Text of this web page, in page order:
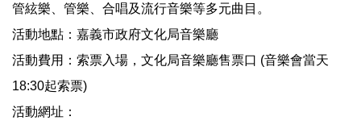
管絃樂、管樂、合唱及流行音樂等多元曲目。
活動地點：嘉義市政府文化局音樂廳
活動費用：索票入場，文化局音樂廳售票口 (音樂會當天
18:30起索票)
活動網址：